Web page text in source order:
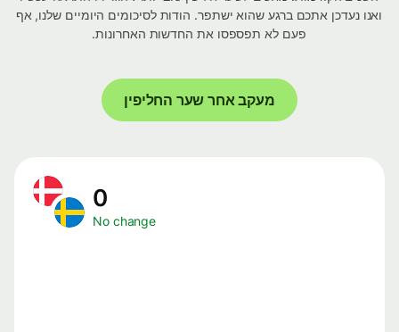
ואנו נעדכן אתכם ברגע שהוא ישתפר. הודות לסיכומים היומיים שלנו, אף
פעם לא תפספסו את החדשות האחרונות.
מעקב אחר שער החליפין
No change